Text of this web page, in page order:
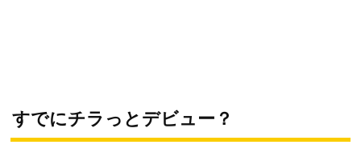
すでにチラっとデビュー？